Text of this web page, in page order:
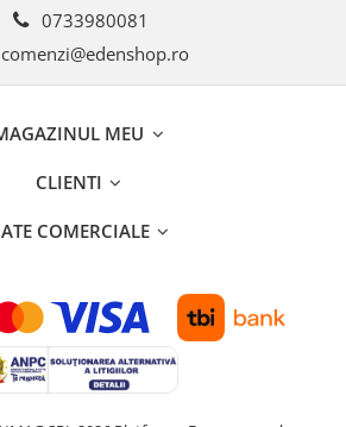
0733980081
comenzi@edenshop.ro
MEU
CLIENTI
COMERCIALE